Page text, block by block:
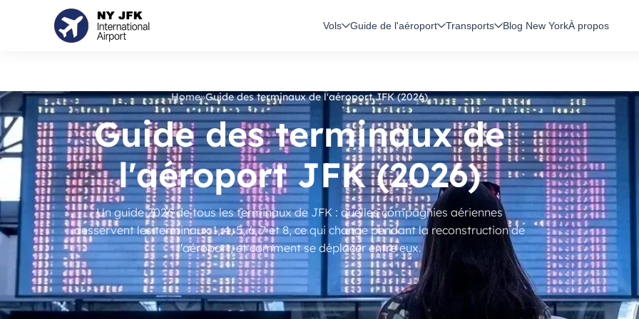
Vols Guide de l'aéroport Transports Blog New YorkÀ propos
Home»Guide des terminaux de l'aéroport JFK (2026)
Guide des terminaux de
l'aéroport JFK (2026)
Un guide 2026 de tous les terminaux de JFK : quelles compagnies aériennes
desservent les terminaux 1, 4, 5, 6, 7 et 8, ce qui change pendant la reconstruction de
l'aéroport, et comment se déplacer entre eux.